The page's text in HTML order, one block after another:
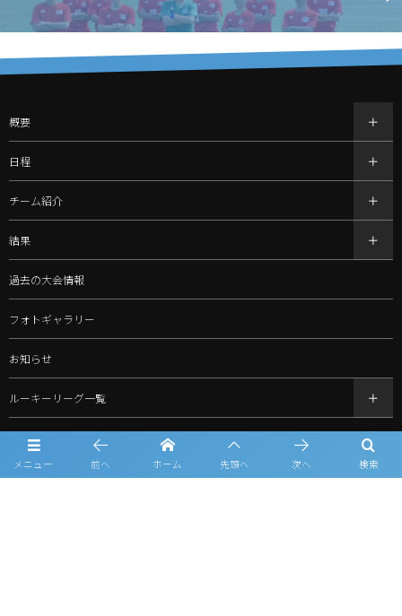
メニュー 検索
前へ ホーム 先頭へ 次へ
概要
日程
チーム紹介
結果
過去の大会情報
フォトギャラリー
お知らせ
ルーキーリーグ一覧
スポンサー一覧
問合せ